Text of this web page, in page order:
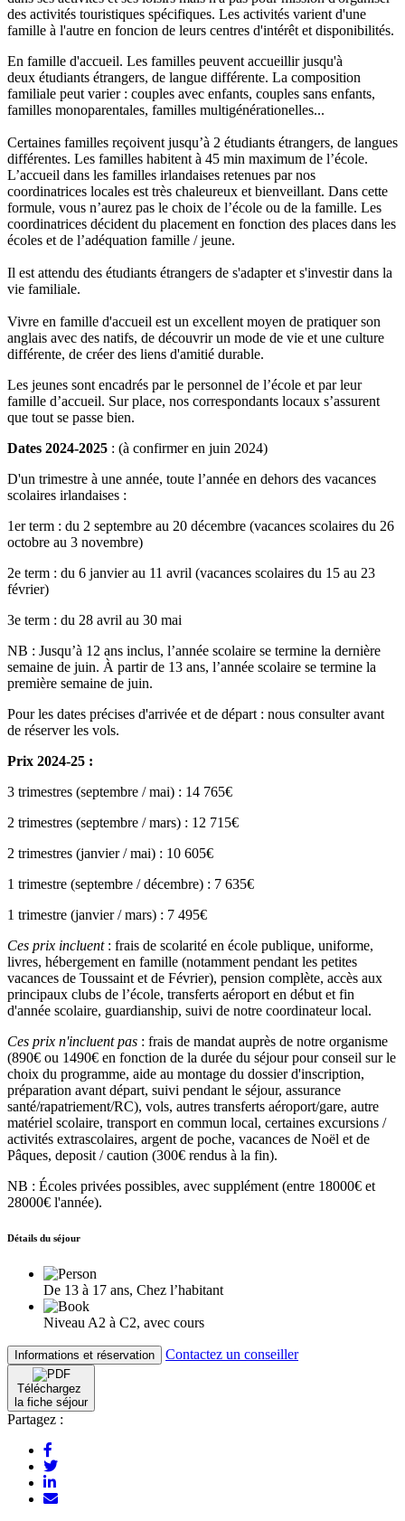
des activités touristiques spécifiques. Les activités varient d'une
famille à l'autre en foncion de leurs centres d'intérêt et disponibilités.
En famille d'accueil. Les familles peuvent accueillir jusqu'à
deux étudiants étrangers, de langue différente. La composition
familiale peut varier : couples avec enfants, couples sans enfants,
familles monoparentales, familles multigénérationelles...
Certaines familles reçoivent jusqu’à 2 étudiants étrangers, de langues
différentes. Les familles habitent à 45 min maximum de l’école.
L’accueil dans les familles irlandaises retenues par nos
coordinatrices locales est très chaleureux et bienveillant. Dans cette
formule, vous n’aurez pas le choix de l’école ou de la famille. Les
coordinatrices décident du placement en fonction des places dans les
écoles et de l’adéquation famille / jeune.
Il est attendu des étudiants étrangers de s'adapter et s'investir dans la
vie familiale.
Vivre en famille d'accueil est un excellent moyen de pratiquer son
anglais avec des natifs, de découvrir un mode de vie et une culture
différente, de créer des liens d'amitié durable.
Les jeunes sont encadrés par le personnel de l’école et par leur
famille d’accueil. Sur place, nos correspondants locaux s’assurent
que tout se passe bien.
Dates 2024-2025 : (à confirmer en juin 2024)
D'un trimestre à une année, toute l’année en dehors des vacances
scolaires irlandaises :
1er term : du 2 septembre au 20 décembre (vacances scolaires du 26
octobre au 3 novembre)
2e term : du 6 janvier au 11 avril (vacances scolaires du 15 au 23
février)
3e term : du 28 avril au 30 mai
NB : Jusqu’à 12 ans inclus, l’année scolaire se termine la dernière
semaine de juin. À partir de 13 ans, l’année scolaire se termine la
première semaine de juin.
Pour les dates précises d'arrivée et de départ : nous consulter avant
de réserver les vols.
Prix 2024-25 :
3 trimestres (septembre / mai) : 14 765€
2 trimestres (septembre / mars) : 12 715€
2 trimestres (janvier / mai) : 10 605€
1 trimestre (septembre / décembre) : 7 635€
1 trimestre (janvier / mars) : 7 495€
Ces prix incluent: frais de scolarité en école publique, uniforme,
livres, hébergement en famille (notamment pendant les petites
vacances de Toussaint et de Février), pension complète, accès aux
principaux clubs de l’école, transferts aéroport en début et fin
d'année scolaire, guardianship, suivi de notre coordinateur local.
Ces prix n'incluent pas : frais de mandat auprès de notre organisme
(890€ ou 1490€ en fonction de la durée du séjour pour conseil sur le
choix du programme, aide au montage du dossier d'inscription,
préparation avant départ, suivi pendant le séjour, assurance
santé/rapatriement/RC), vols, autres transferts aéroport/gare, autre
matériel scolaire, transport en commun local, certaines excursions /
activités extrascolaires, argent de poche, vacances de Noël et de
Pâques, deposit / caution (300€ rendus à la fin).
NB : Écoles privées possibles, avec supplément (entre 18000€ et
28000€ l'année).
Détails du séjour
De 13 à 17 ans, Chez l’habitant
Niveau A2 à C2, avec cours
Informations et réservation Contactez un conseiller
Téléchargez
la fiche séjour
Partagez :